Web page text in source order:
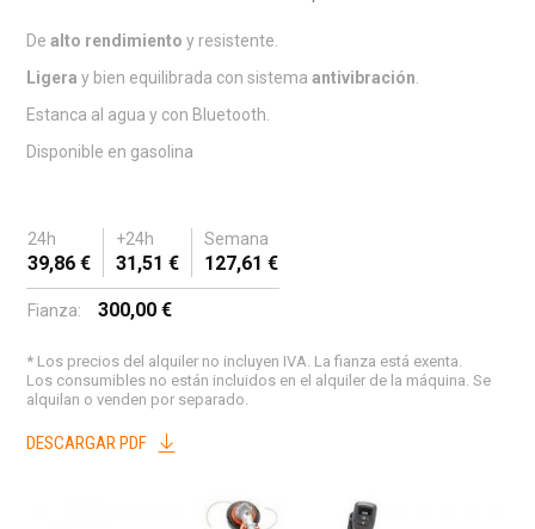
Dealto rendimiento y resistente.
Ligeray bien equilibrada con sistemaantivibración
Estanca al agua y con Bluetooth.
Disponible en gasolina
24h +24h Semana
39,86 € 31,51 € 127,61 €
Fianza: 300,00 €
* Los precios del alquiler no incluyen IVA. La fianza está exenta.
Los consumibles no están incluidos en el alquiler de la máquina. Se
alquilan o venden por separado.
DESCARGAR PDF